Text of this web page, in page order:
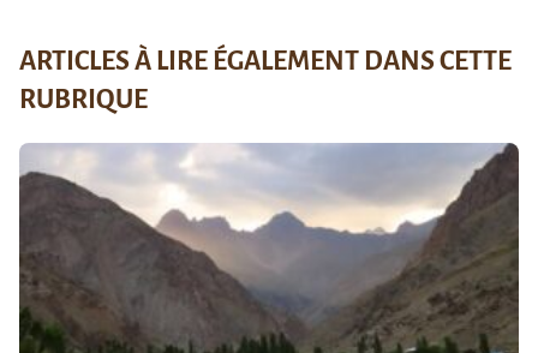
ARTICLES À LIRE ÉGALEMENT DANS CETTE
RUBRIQUE